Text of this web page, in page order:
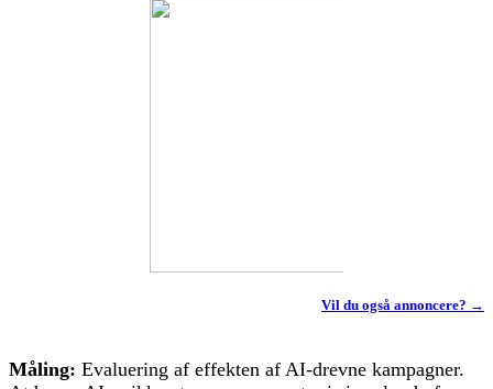
Vil du også annoncere? →
Måling: Evaluering af effekten af AI-drevne kampagner.